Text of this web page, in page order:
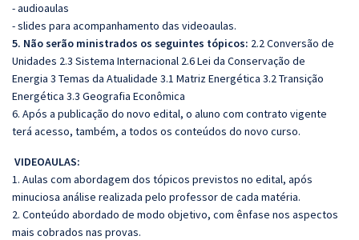
- audioaulas
- slides para acompanhamento das videoaulas.
5. Não serão ministrados os seguintes tópicos: 2.2 Conversão de
Unidades 2.3 Sistema Internacional 2.6 Lei da Conservação de
Energia 3 Temas da Atualidade 3.1 Matriz Energética 3.2 Transição
Energética 3.3 Geografia Econômica
6. Após a publicação do novo edital, o aluno com contrato vigente
terá acesso, também, a todos os conteúdos do novo curso.
VIDEOAULAS:
1. Aulas com abordagem dos tópicos previstos no edital, após
minuciosa análise realizada pelo professor de cada matéria.
2. Conteúdo abordado de modo objetivo, com ênfase nos aspectos
mais cobrados nas provas.